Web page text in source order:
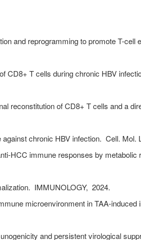
and reprogramming to promote T-cell
CD8+ T cells during chronic HBV
reconstitution of CD8+ T cells and a
chronic HBV infection. Cell. Mol.
HCC immune responses by
IMMUNOLOGY, 2024.
microenvironment in TAA-induced
and persistent virological